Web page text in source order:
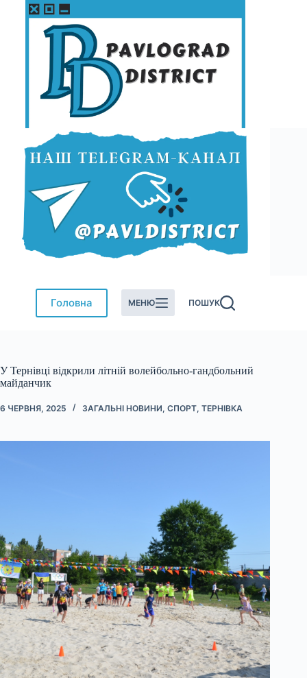
Перейти
Головна МЕНЮ ПОШУК
У Тернівці відкрили літній волейбольно-гандбольний
майданчик
6 ЧЕРВНЯ, 2025 ЗАГАЛЬНІ НОВИНИ, СПОРТ, ТЕРНІВКА